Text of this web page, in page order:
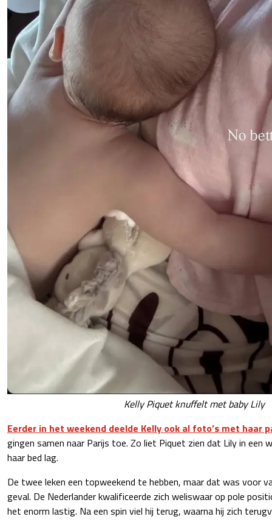
Kelly Piquet knuffelt met baby Lily
Eerder in het weekend deelde Kelly ook al foto’s met haar
gingen samen naar Parijs toe. Zo liet Piquet zien dat Lily in een
haar bed lag.
De twee leken een topweekend te hebben, maar dat was voor
geval. De Nederlander kwalificeerde zich weliswaar op pole
het enorm lastig. Na een spin viel hij terug, waarna hij zich